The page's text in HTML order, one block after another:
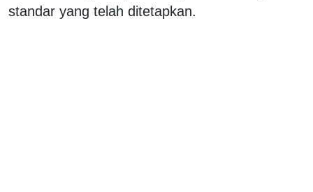
standar yang telah ditetapkan.